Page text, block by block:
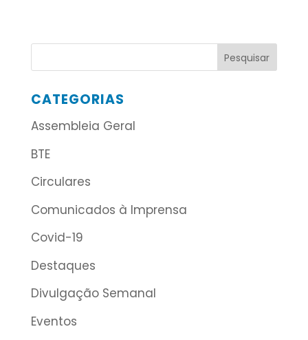
CATEGORIAS
Assembleia Geral
BTE
Circulares
Comunicados à Imprensa
Covid-19
Destaques
Divulgação Semanal
Eventos